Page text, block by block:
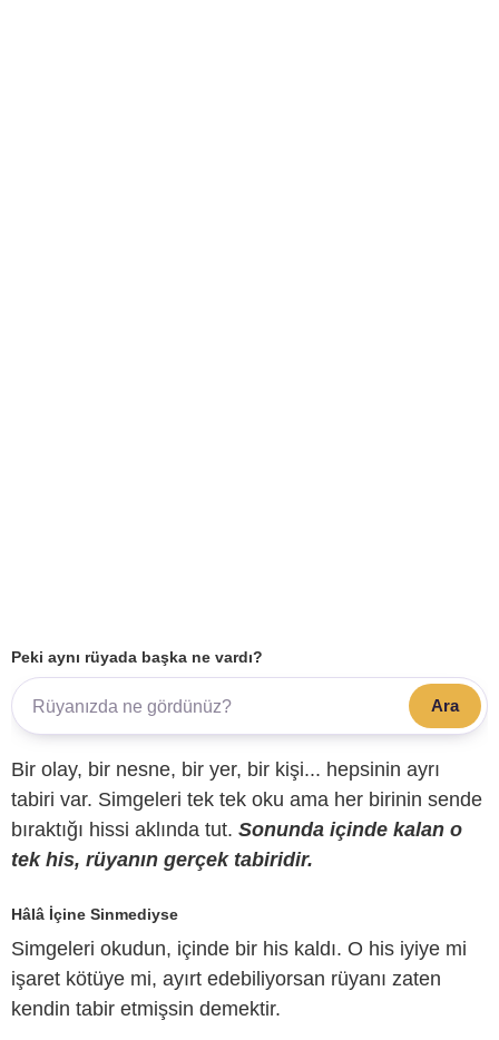
Peki aynı rüyada başka ne vardı?
Ara
Bir olay, bir nesne, bir yer, bir kişi... hepsinin ayrı
tabiri var. Simgeleri tek tek oku ama her birinin sende
bıraktığı hissi aklında tut. Sonunda içinde kalan o
tek his, rüyanın gerçek tabiridir.
Hâlâ İçine Sinmediyse
Simgeleri okudun, içinde bir his kaldı. O his iyiye mi
işaret kötüye mi, ayırt edebiliyorsan rüyanı zaten
kendin tabir etmişsin demektir.